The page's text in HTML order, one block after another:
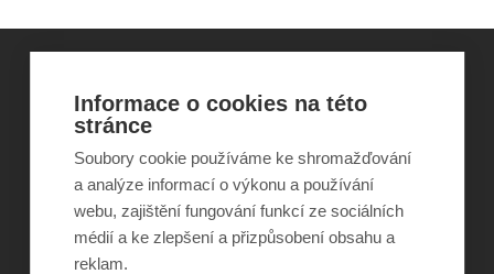
©Obecně prospěšná společnost Sirius, o.p.s.
Šance Dětem
ISSN 1805-8876
nazory@sancedetem.cz
Odběr novinek e-mailem
Informace o webu
Informace o cookies na této
stránce
Soubory cookie používáme ke shromažďování
a analýze informací o výkonu a používání
webu, zajištění fungování funkcí ze sociálních
médií a ke zlepšení a přizpůsobení obsahu a
reklam.